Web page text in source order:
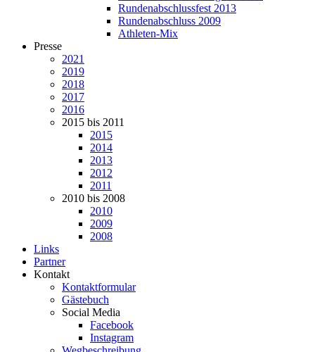
Rundenabschlussfest 2013
Rundenabschluss 2009
Athleten-Mix
Presse
2021
2019
2018
2017
2016
2015 bis 2011
2015
2014
2013
2012
2011
2010 bis 2008
2010
2009
2008
Links
Partner
Kontakt
Kontaktformular
Gästebuch
Social Media
Facebook
Instagram